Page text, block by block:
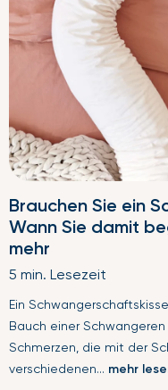
Brauchen Sie ein
Wann Sie damit
mehr
5 min. Lesezeit
Ein
Bauch einer
Schmerzen, die mit der
verschiedenen... mehr